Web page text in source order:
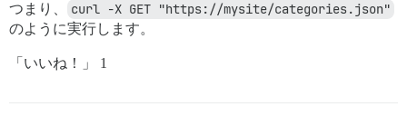
つまり、
curl -X GET "https://mysite/categories.json"
のように実行します。
「いいね！」 1